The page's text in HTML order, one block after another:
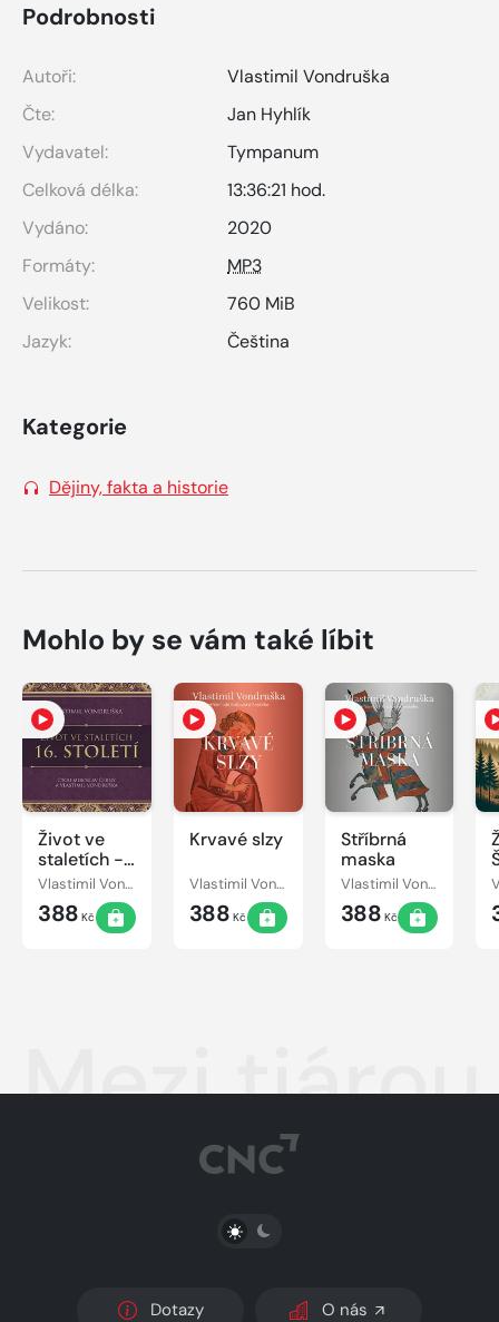
Podrobnosti
Autoři:
Vlastimil Vondruška
Čte:
Jan Hyhlík
Vydavatel:
Tympanum
Celková délka:
13:36:21 hod.
Vydáno:
2020
Formáty:
MP3
Velikost:
760 MiB
Jazyk:
Čeština
Kategorie
Dějiny, fakta a historie
Mohlo by se vám také líbit
Život ve
staletích -
16. století Vlastimil Vondruška
388 Kč
Krvavé slzy
Vlastimil Vondruška
388 Kč
Stříbrná
maska
Vlastimil Vondruška
388 Kč
Mezi
PŘEPNOUT SVĚTLÝ/TMAVÝ REŽIM
Dotazy O nás